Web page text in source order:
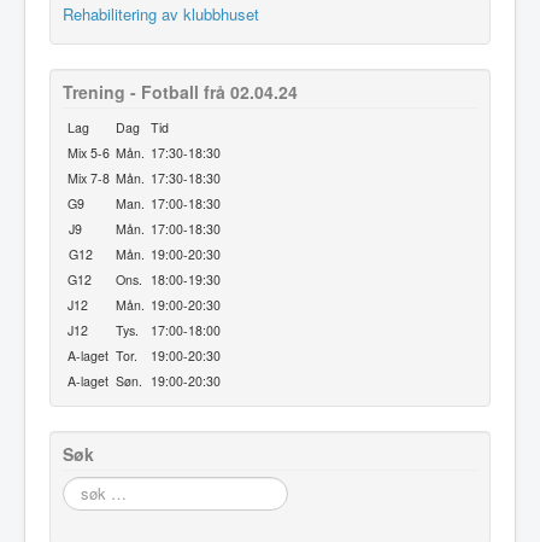
Rehabilitering av klubbhuset
Trening - Fotball frå 02.04.24
Lag Dag Tid
Mix 5-6 Mån. 17:30-18:30
Mix 7-8 Mån. 17:30-18:30
G9
Man. 17:00-18:30
J9
Mån. 17:00-18:30
G12
Mån. 19:00-20:30
G12
Ons.
18:00-19:30
J12
Mån. 19:00-20:30
J12
Tys.
17:00-18:00
A-laget Tor.
19:00-20:30
A-laget Søn. 19:00-20:30
Søk
søk
…